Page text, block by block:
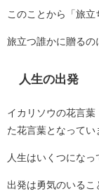
このことから「旅立
旅立つ誰かに贈るの
人生の出発
イカリソウの花言葉
た花言葉となってい
人生はいくつになっ
出発は勇気のいる